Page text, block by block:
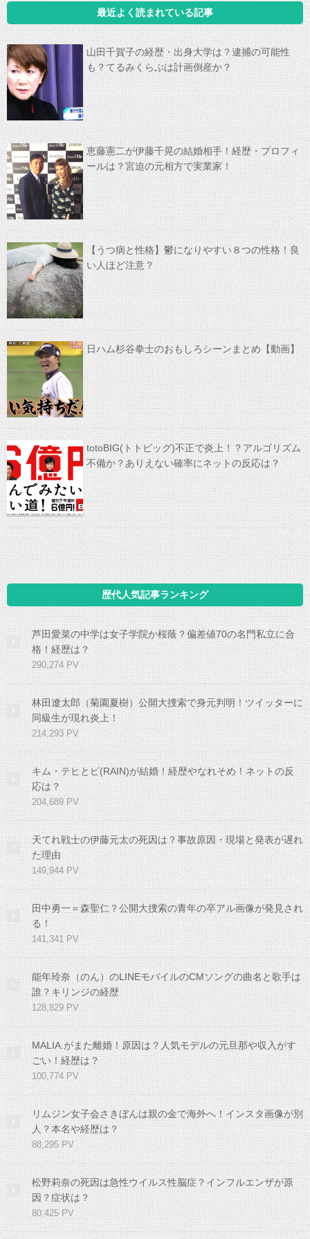
最近よく読まれている記事
山田千賀子の経歴・出身大学は？逮捕の可能性
も？てるみくらぶは計画倒産か？
恵藤憲二が伊藤千晃の結婚相手！経歴・プロフィ
ールは？宮迫の元相方で実業家！
【うつ病と性格】鬱になりやすい８つの性格！良
い人ほど注意？
日ハム杉谷拳士のおもしろシーンまとめ【動画】
totoBIG(トトビッグ)不正で炎上！？アルゴリズム
不備か？ありえない確率にネットの反応は？
歴代人気記事ランキング
芦田愛菜の中学は女子学院か桜蔭？偏差値70の名門私立に合
格！経歴は？
290,274 PV
林田遼太郎（菊園夏樹）公開大捜索で身元判明！ツイッターに
同級生が現れ炎上！
214,293 PV
キム・テヒとピ(RAIN)が結婚！経歴やなれそめ！ネットの反
応は？
204,689 PV
天てれ戦士の伊藤元太の死因は？事故原因・現場と発表が遅れ
た理由
149,944 PV
田中勇一＝森聖仁？公開大捜索の青年の卒アル画像が発見され
る！
141,341 PV
能年玲奈（のん）のLINEモバイルのCMソングの曲名と歌手は
誰？キリンジの経歴
128,829 PV
MALIA.がまた離婚！原因は？人気モデルの元旦那や収入がす
ごい！経歴は？
100,774 PV
リムジン女子会さきぼんは親の金で海外へ！インスタ画像が別
人？本名や経歴は？
88,295 PV
松野莉奈の死因は急性ウイルス性脳症？インフルエンザが原
因？症状は？
80,425 PV